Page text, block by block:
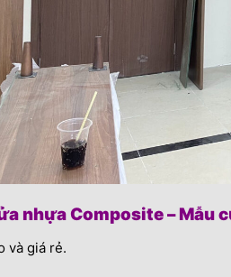
nhựa Composite – Mẫu
và giá rẻ.